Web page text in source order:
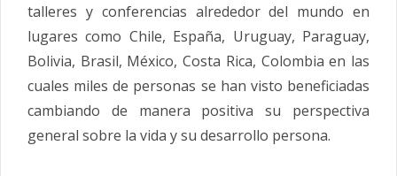
talleres y conferencias alrededor del mundo en
lugares como Chile, España, Uruguay, Paraguay,
Bolivia, Brasil, México, Costa Rica, Colombia en las
cuales miles de personas se han visto beneficiadas
cambiando de manera positiva su perspectiva
general sobre la vida y su desarrollo persona.